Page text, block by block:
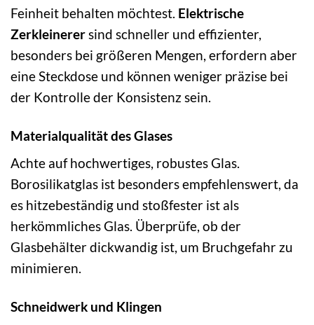
Feinheit behalten möchtest. Elektrische
Zerkleinerersind schneller und effizienter,
besonders bei größeren Mengen, erfordern aber
eine Steckdose und können weniger präzise bei
der Kontrolle der Konsistenz sein.
Materialqualität des Glases
Achte auf hochwertiges, robustes Glas.
Borosilikatglas ist besonders empfehlenswert, da
es hitzebeständig und stoßfester ist als
herkömmliches Glas. Überprüfe, ob der
Glasbehälter dickwandig ist, um Bruchgefahr zu
minimieren.
Schneidwerk und Klingen